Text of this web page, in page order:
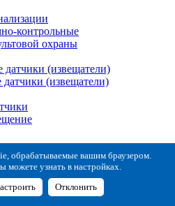
контрольные
охраны
(извещатели)
(извещатели)
материалы
для извещателей
обрабатываемые вашим браузером.
можете узнать в настройках.
Отклонить